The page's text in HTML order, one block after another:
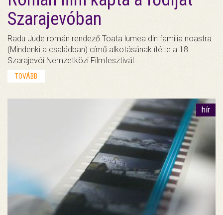
Szarajevóban
Radu Jude román rendező Toata lumea din familia noastra
(Mindenki a családban) című alkotásának ítélte a 18.
Szarajevói Nemzetközi Filmfesztivál…
TOVÁBB
hír